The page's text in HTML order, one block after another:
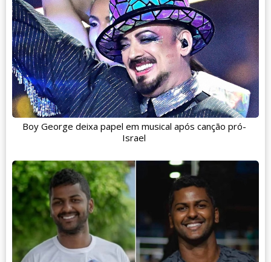
Boy George deixa papel em musical após canção pró-
Israel